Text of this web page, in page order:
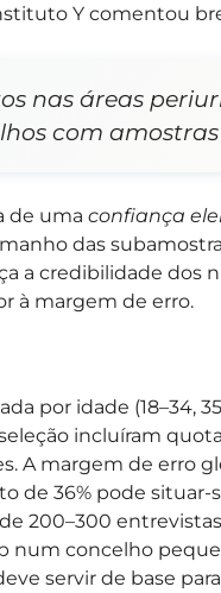
Y comentou
nas áreas
com amostras
de uma confiança
das
a credibilidade dos
à margem de erro.
por idade (18–34,
incluíram
A margem de erro
de 36% pode
200–300
num concelho
servir de base